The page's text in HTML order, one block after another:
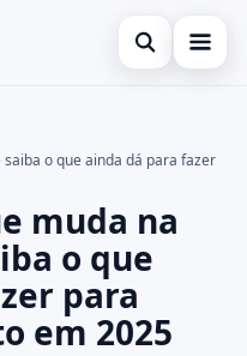
Abrir busca
ESC para fechar.
o que ainda dá para fazer
muda na
o que
para
em 2025